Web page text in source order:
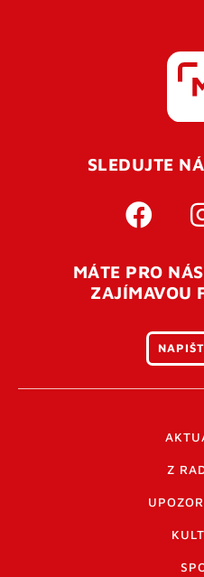
SLEDUJTE
MÁTE PRO
ZAJÍMAVOU
Z